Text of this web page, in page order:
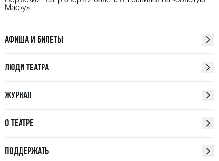
Маску»
АФИША И БИЛЕТЫ
ЛЮДИ ТЕАТРА
ЖУРНАЛ
О ТЕАТРЕ
ПОДДЕРЖАТЬ